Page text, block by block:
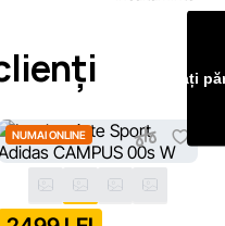
periodic informațiile
NUMAI ONLINE
Lăsați